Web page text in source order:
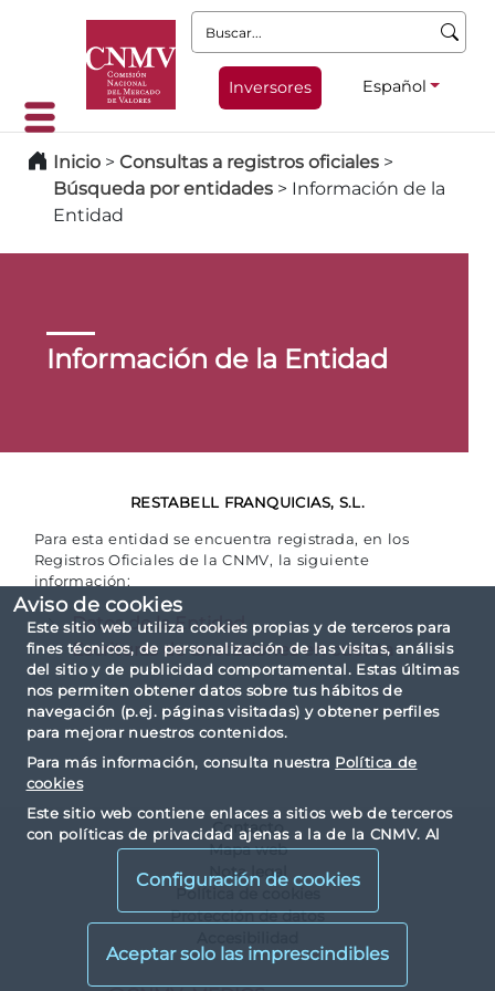
Aviso de cookies
Este sitio web utiliza cookies propias y de terceros para
fines técnicos, de personalización de las visitas, análisis
del sitio y de publicidad comportamental. Estas últimas
nos permiten obtener datos sobre tus hábitos de
navegación (p.ej. páginas visitadas) y obtener perfiles
para mejorar nuestros contenidos.
Para más información, consulta nuestra Política de
cookies
Este sitio web contiene enlaces a sitios web de terceros
con políticas de privacidad ajenas a la de la CNMV. Al
visualizarlos y acceder a ellos, usted acepta las cookies
instaladas por terceros y sus políticas de privacidad y
Configuración de cookies
Buscar:
Inversores Español
Inicio > Consultas a registros oficiales >
Búsqueda por entidades > Información de la
Entidad
Información de la Entidad
RESTABELL FRANQUICIAS, S.L.
Para esta entidad se encuentra registrada, en los
Registros Oficiales de la CNMV, la siguiente
información:
Datos de la Entidad
Escrituras de anotaciones en cuenta
Contacto
Mapa web
Nota legal
Política de cookies
Protección de datos